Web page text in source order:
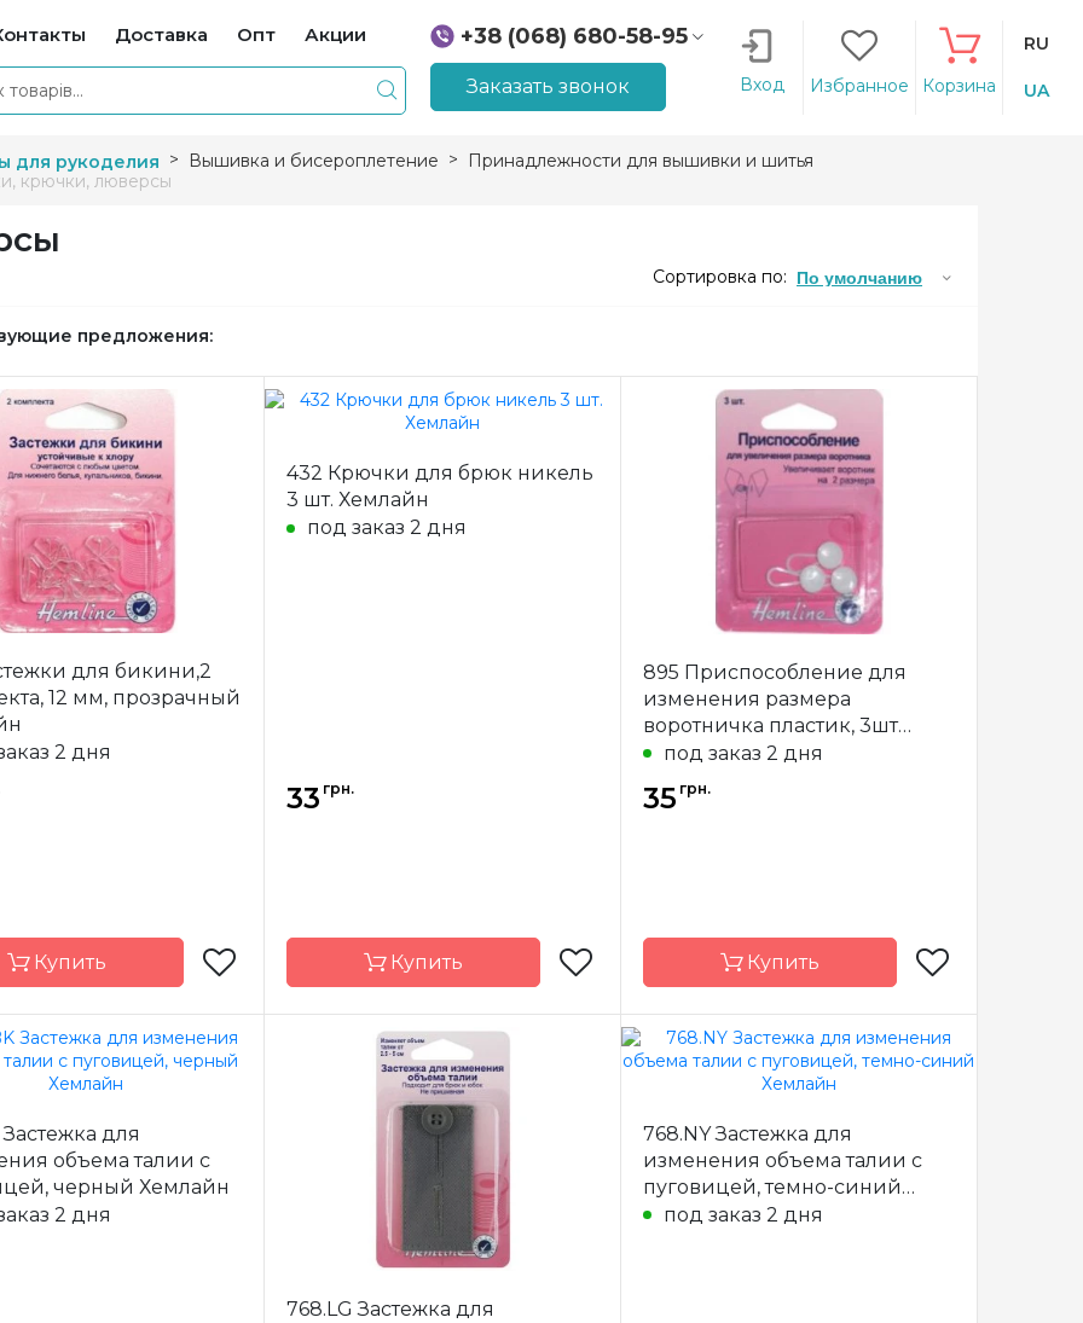
Доставка Опт Акции
+38 (068) 680-58-95
+38 (066) 207-14-90
Заказать звонок Вход Избранное Корзина
RU
UA
для рукоделия Вышивка и бисероплетение
Принадлежности для вышивки и шитья
крючки, люверсы
Сортировка по: По умолчанию
предложения:
для бикини,2
12 мм, прозрачный
2 дня
Купить
Застежки
432 Крючки для брюк никель
3 шт. Хемлайн
под заказ 2 дня
33 грн.
Купить
производитель
895 Приспособление для
изменения размера
воротничка пластик, 3шт
Хемлайн
под заказ 2 дня
35 грн.
Купить
производитель
Назначение Застежки
для
объема талии с
черный Хемлайн
2 дня
768.LG Застежка для
768.NY Застежка для
изменения объема талии с
пуговицей, темно-синий
Хемлайн
под заказ 2 дня